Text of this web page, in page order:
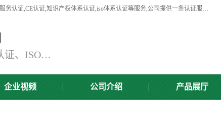
杭州贝安企业管理有限公司竭诚为广大企业客户提供:45001认证,商品售后服务认证,CE认证,知识产权体系认证,iso体系认证等服务,公司提供一条认证服务,方便快捷.
主营：ISO9001认证、ISO14001认证、ISO认证、ISO22000认证、ISO/TS16949认证,FSC森林认证
企业视频 公司介绍 产品展厅